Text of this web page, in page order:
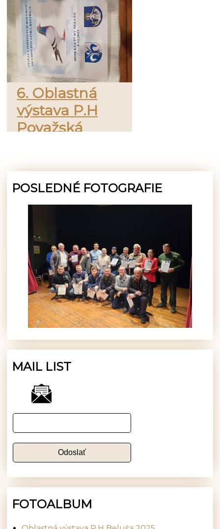
6. Oblastná
výstava P.H
Považská
POSLEDNÉ FOTOGRAFIE
MAIL LIST
FOTOALBUM